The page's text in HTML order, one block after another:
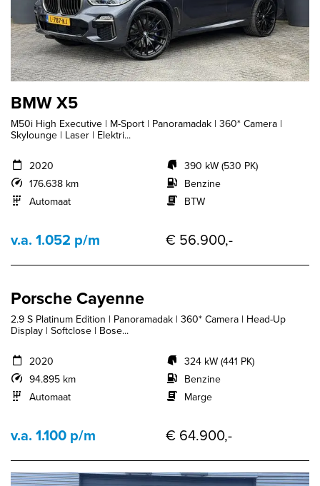
BMW X5
M50i High Executive | M-Sport | Panoramadak | 360* Camera |
Skylounge | Laser | Elektri...
2020
176.638 km
Automaat
390 kW (530 PK)
Benzine
BTW
v.a. 1.052 p/m € 56.900,-
Porsche Cayenne
2.9 S Platinum Edition | Panoramadak | 360* Camera | Head-Up
Display | Softclose | Bose...
2020
94.895 km
Automaat
324 kW (441 PK)
Benzine
Marge
v.a. 1.100 p/m € 64.900,-